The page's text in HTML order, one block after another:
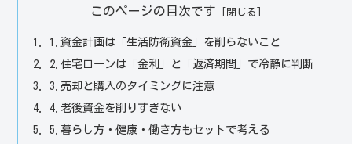
このページの目次です
1.資金計画は「生活防衛資金」を削らないこと
2.住宅ローンは「金利」と「返済期間」で冷静に判断
3.売却と購入のタイミングに注意
4.老後資金を削りすぎない
5.暮らし方・健康・働き方もセットで考える